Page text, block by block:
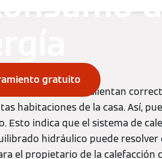
gratuito
no se calientan
habitaciones de la casa. Así,
Esto indica que el sistema de
hidráulico puede resolver
el propietario de la calefacción